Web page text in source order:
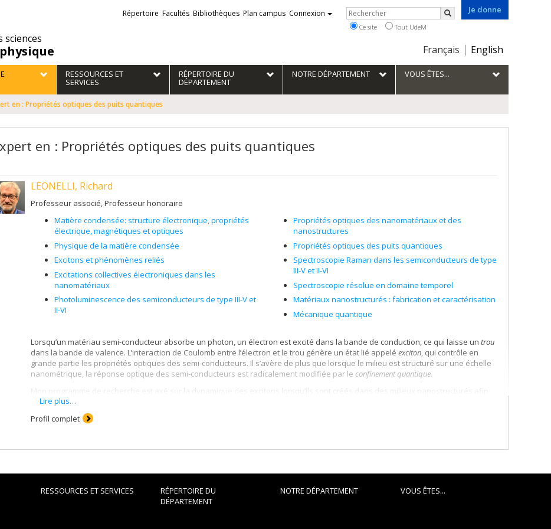
sciences
physique
Je donne
Choix
la
langue
Français English
Liens
externes
Répertoire Facultés Bibliothèques Plan campus Connexion Rechercher
Rechercher
Ce site Tout UdeM
RESSOURCES ET
SERVICES
RÉPERTOIRE DU
DÉPARTEMENT
NOTRE DÉPARTEMENT VOUS ÊTES...
en : Propriétés optiques des puits quantiques
en : Propriétés optiques des puits quantiques
LEONELLI, Richard
Professeur associé, Professeur honoraire
Matière condensée: structure électronique, propriétés
électrique, magnétiques et optiques
Physique de la matière condensée
Excitons et phénomènes reliés
Excitations collectives électroniques dans les
nanomatériaux
Photoluminescence des semiconducteurs de type III-V et
II-VI
Propriétés optiques des nanomatériaux et des
nanostructures
Propriétés optiques des puits quantiques
Spectroscopie Raman dans les semiconducteurs de type
III-V et II-VI
Spectroscopie résolue en domaine temporel
Matériaux nanostructurés : fabrication et caractérisation
Mécanique quantique
Lorsqu’un matériau semi-conducteur absorbe un photon, un électron est excité dans la bande de conduction, ce qui laisse un trou
dans la bande de valence. L’interaction de Coulomb entre l’électron et le trou génère un état lié appelé exciton , qui contrôle en
grande partie les propriétés optiques des semi-conducteurs. Il s’avère de plus que lorsque le milieu est structuré sur une échelle
nanométrique, la réponse optique des semi-conducteurs est radicalement modifiée par le confinement quantique.
Mon programme de recherche est axé sur la dynamique des excitons lorsqu’ils sont créés dans des milieux nanostructurés afin
de décrire comment l’énergie est absorbée et redistribuée dans le cadre d’une représentation en termes d’excitations collectives.
Quoique de nature fondamentale, ce sujet est intimement lié avec le développement de
émergence qui vise à concevoir et fabriquer de meilleurs dispositifs optiques pour des applications allant de l’éclairage au calcul
Lire plus…
Profil complet
RESSOURCES ET SERVICES
RÉPERTOIRE DU
DÉPARTEMENT
NOTRE DÉPARTEMENT VOUS ÊTES...